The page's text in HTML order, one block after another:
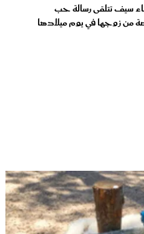
سيف تتلقى رسالة حب
من زوجها في يوم ميلادها